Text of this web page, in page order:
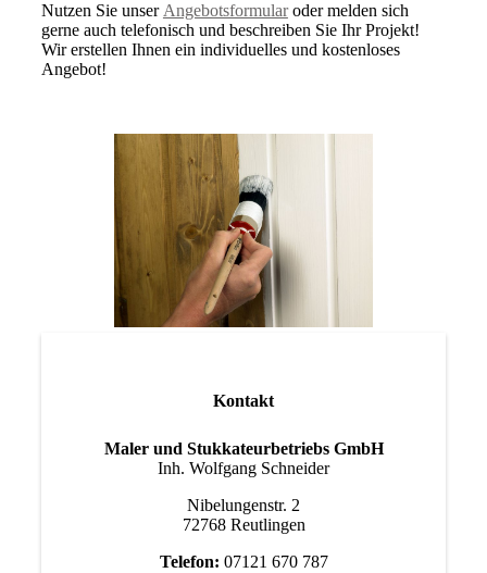
Nutzen Sie unser Angebotsformularoder melden sich
gerne auch telefonisch und beschreiben Sie Ihr Projekt!
Wir erstellen Ihnen ein individuelles und kostenloses
Angebot!
Kontakt
Maler und Stukkateurbetriebs GmbH
Inh. Wolfgang Schneider
Nibelungenstr. 2
72768 Reutlingen
Telefon: 07121 670 787